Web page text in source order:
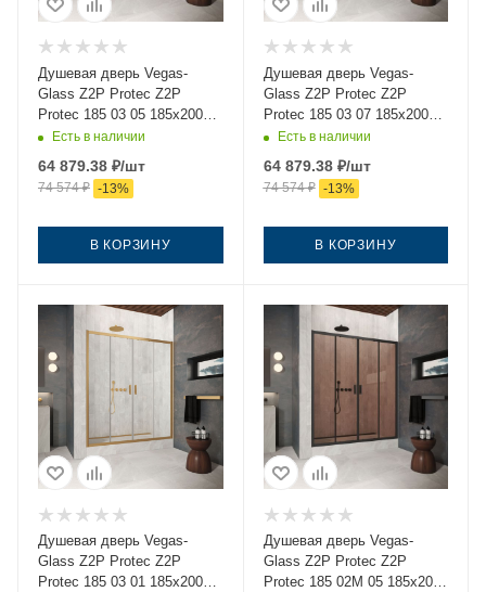
Душевая дверь Vegas-
Glass Z2P Protec Z2P
Protec 185 03 05 185х200
стекло тонированное
Есть в наличии
64 879.38 ₽/шт
74 574₽ -13%
В КОРЗИНУ
Душевая дверь Vegas-
Glass Z2P Protec Z2P
Protec 185 03 07 185х200
стекло тонированное
Есть в наличии
64 879.38₽/шт
74 574₽ -13%
В КОРЗИНУ
Душевая дверь Vegas-
Glass Z2P Protec Z2P
Protec 185 03 01 185х200
Душевая дверь Vegas-
Glass Z2P Protec Z2P
Protec 185 02М 05 185х200